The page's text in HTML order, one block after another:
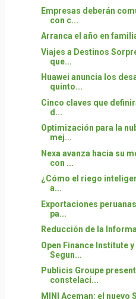
Empresas deberán
con c...
Arranca el año en
Viajes a Destinos
que...
Huawei anuncia los
quinto...
Cinco claves que
d...
Optimización para la
mej...
Nexa avanza hacia su
con ...
¿Cómo el riego
a...
Exportaciones
pa...
Reducción de la
Open Finance Institute
Segun...
Publicis Groupe
constelaci...
MINI Aceman: el nuevo